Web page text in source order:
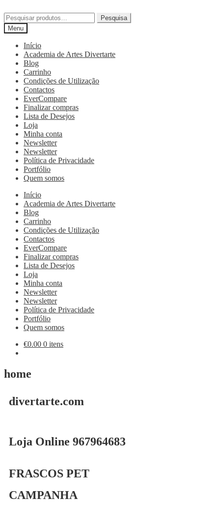
Pesquisa
Menu
Início
Academia de Artes Divertarte
Blog
Carrinho
Condições de Utilização
Contactos
EverCompare
Finalizar compras
Lista de Desejos
Loja
Minha conta
Newsletter
Newsletter
Política de Privacidade
Portfólio
Quem somos
Início
Academia de Artes Divertarte
Blog
Carrinho
Condições de Utilização
Contactos
EverCompare
Finalizar compras
Lista de Desejos
Loja
Minha conta
Newsletter
Newsletter
Política de Privacidade
Portfólio
Quem somos
€0.00 0 itens
home
divertarte.com
Loja Online 967964683
FRASCOS PET
CAMPANHA